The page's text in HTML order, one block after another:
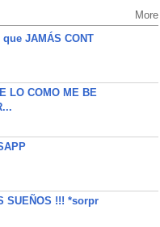
More
JAMÁS CONT
LO COMO ME BE
SUEÑOS !!! *sorpr